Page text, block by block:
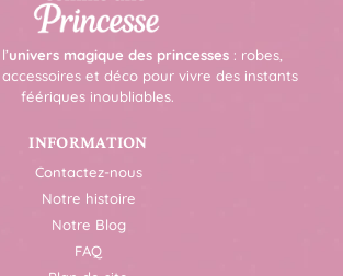
univers magique des princesses: robes,
et déco pour vivre des instants
féériques inoubliables.
INFORMATION
Contactez-nous
Notre histoire
Notre Blog
FAQ